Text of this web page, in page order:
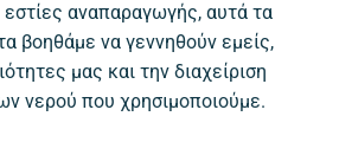
αναπαραγωγής, αυτά τα
βοηθάμε να γεννηθούν εμείς,
μας και την διαχείριση
νερού που χρησιμοποιούμε.